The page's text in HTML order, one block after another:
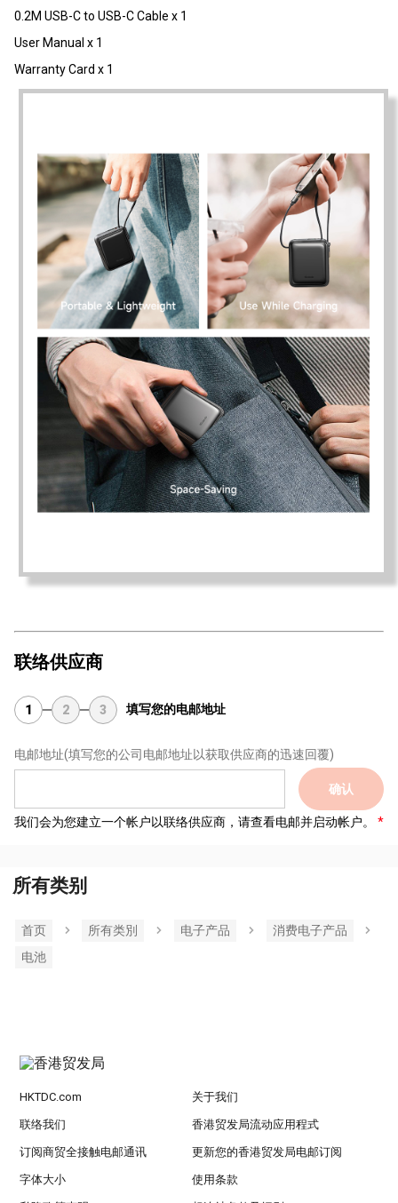
0.2M USB-C to USB-C Cable x 1
User Manual x 1
Warranty Card x 1
联络供应商
1 2 3 填写您的电邮地址
电邮地址(填写您的公司电邮地址以获取供应商的迅速回覆)
确认
我们会为您建立一个帐户以联络供应商，请查看电邮并启动帐户。
所有类别
首页 所有类別 电子产品
消费电子产品
电池
HKTDC.com 关于我们
联络我们 香港贸发局流动应用程式
订阅商贸全接触电邮通讯 更新您的香港贸发局电邮订阅
字体大小 使用条款